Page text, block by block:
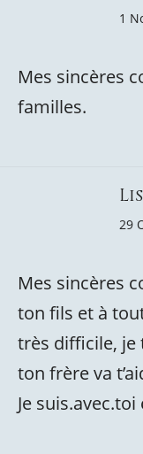
1
Mes sincères
familles.
29
Mes sincères
ton fils et à
très difficile, je
ton frère va
Je